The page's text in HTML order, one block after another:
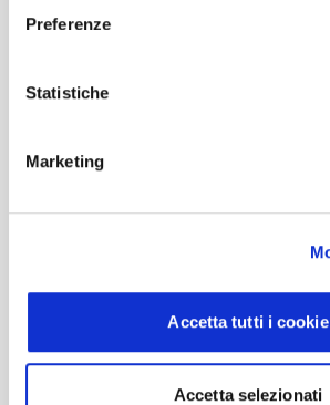
Preferenze
Statistiche
Marketing
Accetta tutti i cookie
Accetta selezionati
Ordine
Gestione Ordini: variazione
La tua esperienza
Gio 9 Luglio 2026